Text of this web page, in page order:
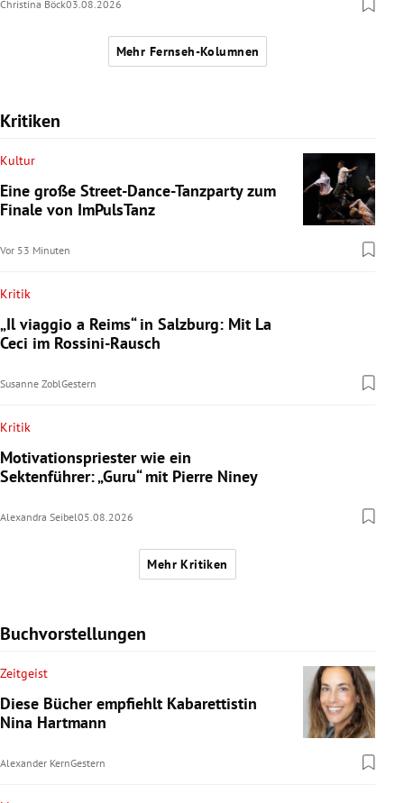
Christina Böck03.08.2026
Mehr Fernseh-Kolumnen
Kritiken
Kultur
Eine große Street-Dance-Tanzparty zum
Finale von ImPulsTanz
Vor 53 Minuten
Kritik
„Il viaggio a Reims“ in Salzburg: Mit La
Ceci im Rossini-Rausch
Susanne ZoblGestern
Kritik
Motivationspriester wie ein
Sektenführer: „Guru“ mit Pierre Niney
Alexandra Seibel05.08.2026
Mehr Kritiken
Buchvorstellungen
Zeitgeist
Diese Bücher empfiehlt Kabarettistin
Nina Hartmann
Alexander KernGestern